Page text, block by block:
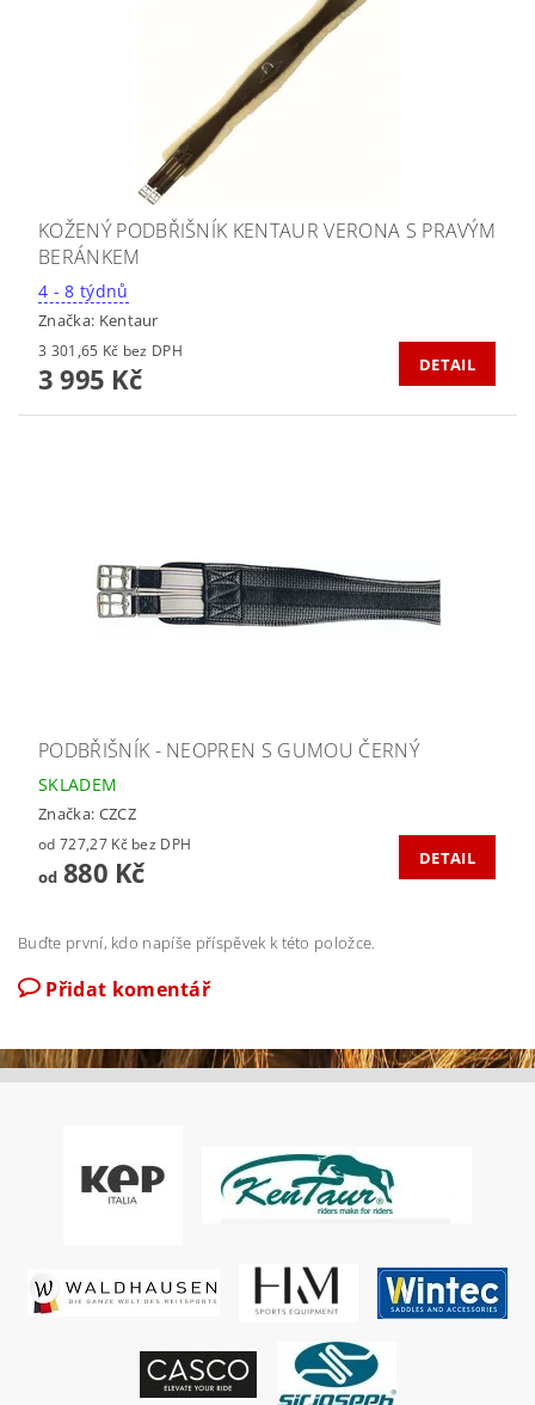
KOŽENÝ PODBŘIŠNÍK KENTAUR VERONA S PRAVÝM
BERÁNKEM
4 - 8 týdnů
Značka: Kentaur
3 301,65 Kč bez DPH
3 995 Kč DETAIL
PODBŘIŠNÍK - NEOPREN S GUMOU ČERNÝ
SKLADEM
Značka: CZCZ
od 727,27 Kč bez DPH
od880 Kč DETAIL
Buďte první, kdo napíše příspěvek k této položce.
Přidat komentář